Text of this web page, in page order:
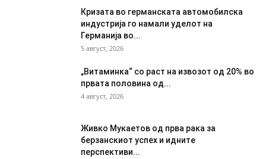
Кризата во германската автомобилска
индустрија го намали уделот на
Германија во...
5 август, 2026
„Витаминка“ со раст на извозот од 20% во
првата половина од...
4 август, 2026
Живко Мукаетов од прва рака за
берзанскиот успех и идните
перспективи...